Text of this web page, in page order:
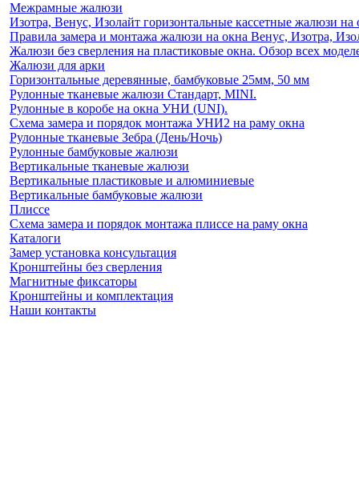
Межрамные жалюзи
Изотра, Венус, Изолайт горизонтальные кассетные жалюзи на
Правила замера и монтажа жалюзи на окна Венус, Изотра,
Жалюзи без сверления на пластиковые окна. Обзор всех
Жалюзи для арки
Горизонтальные деревянные, бамбуковые 25мм, 50 мм
Рулонные тканевые жалюзи Стандарт, MINI.
Рулонные в коробе на окна УНИ (UNI).
Схема замера и порядок монтажа УНИ2 на раму окна
Рулонные тканевые Зебра (День/Ночь)
Рулонные бамбуковые жалюзи
Вертикальные тканевые жалюзи
Вертикальные пластиковые и алюминиевые
Вертикальные бамбуковые жалюзи
Плиссе
Схема замера и порядок монтажа плиссе на раму окна
Каталоги
Замер установка консультация
Кронштейны без сверления
Магнитные фиксаторы
Кронштейны и комплектация
Наши контакты